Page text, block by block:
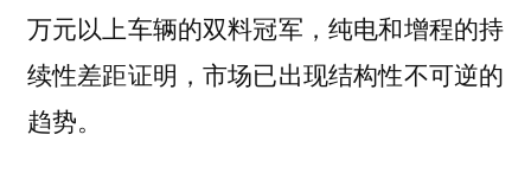
万元以上车辆的双料冠军，纯电和增程的持
续性差距证明，市场已出现结构性不可逆的
趋势。